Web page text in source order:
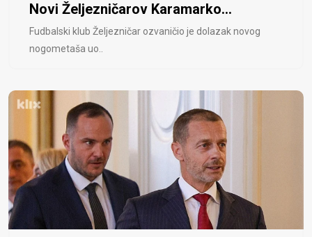
Novi Željezničarov Karamarko...
Fudbalski klub Željezničar ozvaničio je dolazak novog
nogometaša uo..